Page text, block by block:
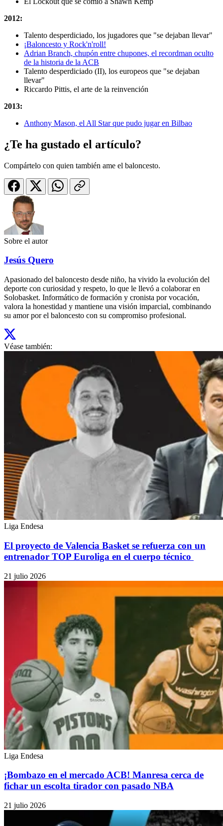
2012:
Talento desperdiciado, los jugadores que "se dejaban llevar"
¡Baloncesto y Rock'n'roll!
Adrian Branch, chupón entre chupones, el recordman oculto
de la historia de la ACB
Talento desperdiciado (II), los europeos que "se dejaban
llevar"
Riccardo Pittis, el arte de la reinvención
2013:
Anthony Mason, el All Star que pudo jugar en Bilbao
¿Te ha gustado el artículo?
Compártelo con quien también ame el baloncesto.
Sobre el autor
Jesús Quero
Apasionado del baloncesto desde niño, ha vivido la evolución del
deporte con curiosidad y respeto, lo que le llevó a colaborar en
Solobasket. Informático de formación y cronista por vocación,
valora la honestidad y mantiene una visión imparcial, combinando
su amor por el baloncesto con su compromiso profesional.
Véase también:
Liga Endesa
El proyecto de Valencia Basket se refuerza con un
entrenador TOP Euroliga en el cuerpo técnico
21 julio 2026
Liga Endesa
¡Bombazo en el mercado ACB! Manresa cerca de
fichar un escolta tirador con pasado NBA
21 julio 2026